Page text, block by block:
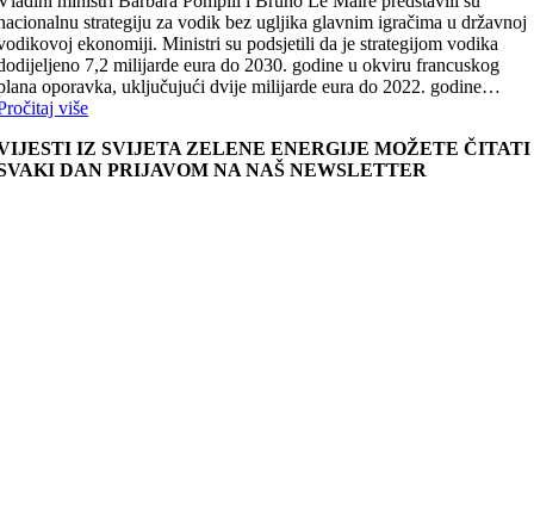
strategiju za vodik bez ugljika glavnim igračima u državnoj
ekonomiji. Ministri su podsjetili da je strategijom vodika
7,2 milijarde eura do 2030. godine u okviru francuskog
oporavka, uključujući dvije milijarde eura do 2022. godine…
više
IZ SVIJETA ZELENE ENERGIJE MOŽETE ČITATI
DAN PRIJAVOM NA NAŠ NEWSLETTER